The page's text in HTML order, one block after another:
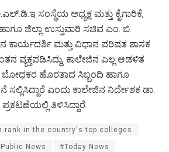
ಸಂಸ್ಥೆಯ ಅಧ್ಯಕ್ಷ ಮತ್ತು ಕೈಗಾರಿಕೆ,
ಜಿಲ್ಲಾ ಉಸ್ತುವಾರಿ ಸಚಿವ ಎಂ. ಬಿ.
ಕಾರ್ಯದರ್ಶಿ ಮತ್ತು ವಿಧಾನ ಪರಿಷತ ಶಾಸಕ
ವ್ಯಕ್ತಪಡಿಸಿದ್ದು, ಕಾಲೇಜಿನ ಎಲ್ಲ ಆಡಳಿತ
ಹೊರತಾದ ಸಿಬ್ಬಂದಿ ಹಾಗೂ
ಎಂದು ಕಾಲೇಜಿನ ನಿರ್ದೇಶಕ ಡಾ.
ತಿಳಿಸಿದ್ದಾರೆ.
rank in the country's top colleges
News #Today News